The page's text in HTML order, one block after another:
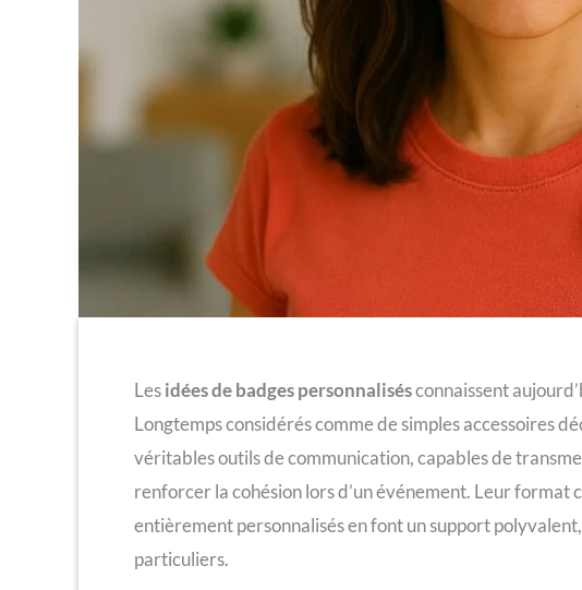
Lesidées de badges personnalisésconnaissent
Longtemps considérés comme de simples accessoires
véritables outils de communication, capables de
renforcer la cohésion lors d’un événement. Leur
entièrement personnalisés en font un support
particuliers.